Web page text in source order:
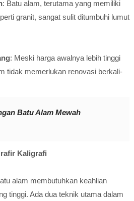
: Batu alam, terutama yang memiliki
granit, sangat sulit ditumbuhi lumut
: Meski harga awalnya lebih tinggi
tidak memerlukan renovasi berkali-
Batu Alam Mewah
Kaligrafi
alam membutuhkan keahlian
tinggi. Ada dua teknik utama dalam